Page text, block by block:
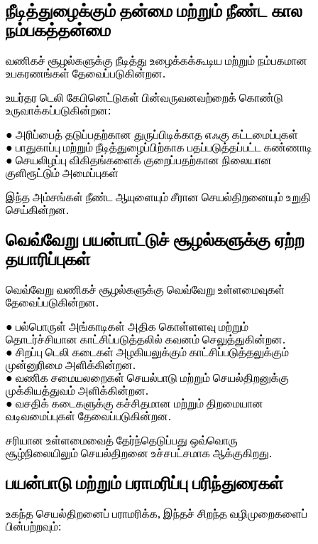
நீடித்துழைக்கும் தன்மை மற்றும் நீண்ட கால
நம்பகத்தன்மை
வணிகச் சூழல்களுக்கு நீடித்து உழைக்கக்கூடிய மற்றும் நம்பகமான
உபகரணங்கள் தேவைப்படுகின்றன.
உயர்தர டெலி கேபினெட்டுகள் பின்வருவனவற்றைக் கொண்டு
உருவாக்கப்படுகின்றன:
● அரிப்பைத் தடுப்பதற்கான துருப்பிடிக்காத எஃகு கட்டமைப்புகள்
● பாதுகாப்பு மற்றும் நீடித்துழைப்பிற்காக பதப்படுத்தப்பட்ட கண்ணாடி
● செயலிழப்பு விகிதங்களைக் குறைப்பதற்கான நிலையான
குளிரூட்டும் அமைப்புகள்
இந்த அம்சங்கள் நீண்ட ஆயுளையும் சீரான செயல்திறனையும் உறுதி
செய்கின்றன.
வெவ்வேறு பயன்பாட்டுச் சூழல்களுக்கு ஏற்ற
தயாரிப்புகள்
வெவ்வேறு வணிகச் சூழல்களுக்கு வெவ்வேறு உள்ளமைவுகள்
தேவைப்படுகின்றன.
● பல்பொருள் அங்காடிகள் அதிக கொள்ளளவு மற்றும்
தொடர்ச்சியான காட்சிப்படுத்தலில் கவனம் செலுத்துகின்றன.
● சிறப்பு டெலி கடைகள் அழகியலுக்கும் காட்சிப்படுத்தலுக்கும்
முன்னுரிமை அளிக்கின்றன.
● வணிக சமையலறைகள் செயல்பாடு மற்றும் செயல்திறனுக்கு
முக்கியத்துவம் அளிக்கின்றன.
● வசதிக் கடைகளுக்கு கச்சிதமான மற்றும் திறமையான
வடிவமைப்புகள் தேவைப்படுகின்றன.
சரியான உள்ளமைவைத் தேர்ந்தெடுப்பது ஒவ்வொரு
சூழ்நிலையிலும் செயல்திறனை உச்சபட்சமாக ஆக்குகிறது.
பயன்பாடு மற்றும் பராமரிப்பு பரிந்துரைகள்
உகந்த செயல்திறனைப் பராமரிக்க, இந்தச் சிறந்த வழிமுறைகளைப்
பின்பற்றவும்: